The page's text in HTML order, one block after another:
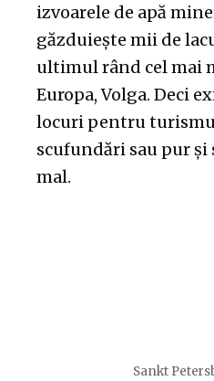
izvoarele de apă
găzduiește mii de
ultimul rând cel mai
Europa, Volga. Deci
locuri pentru
scufundări sau pur
mal.
Sankt